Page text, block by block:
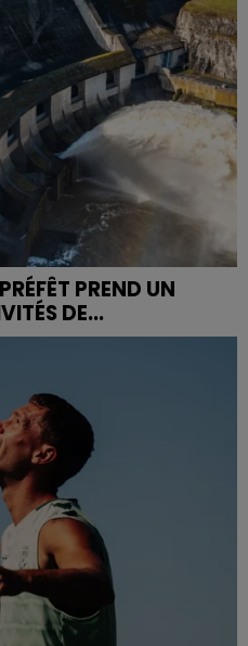
PREND UN
DE...